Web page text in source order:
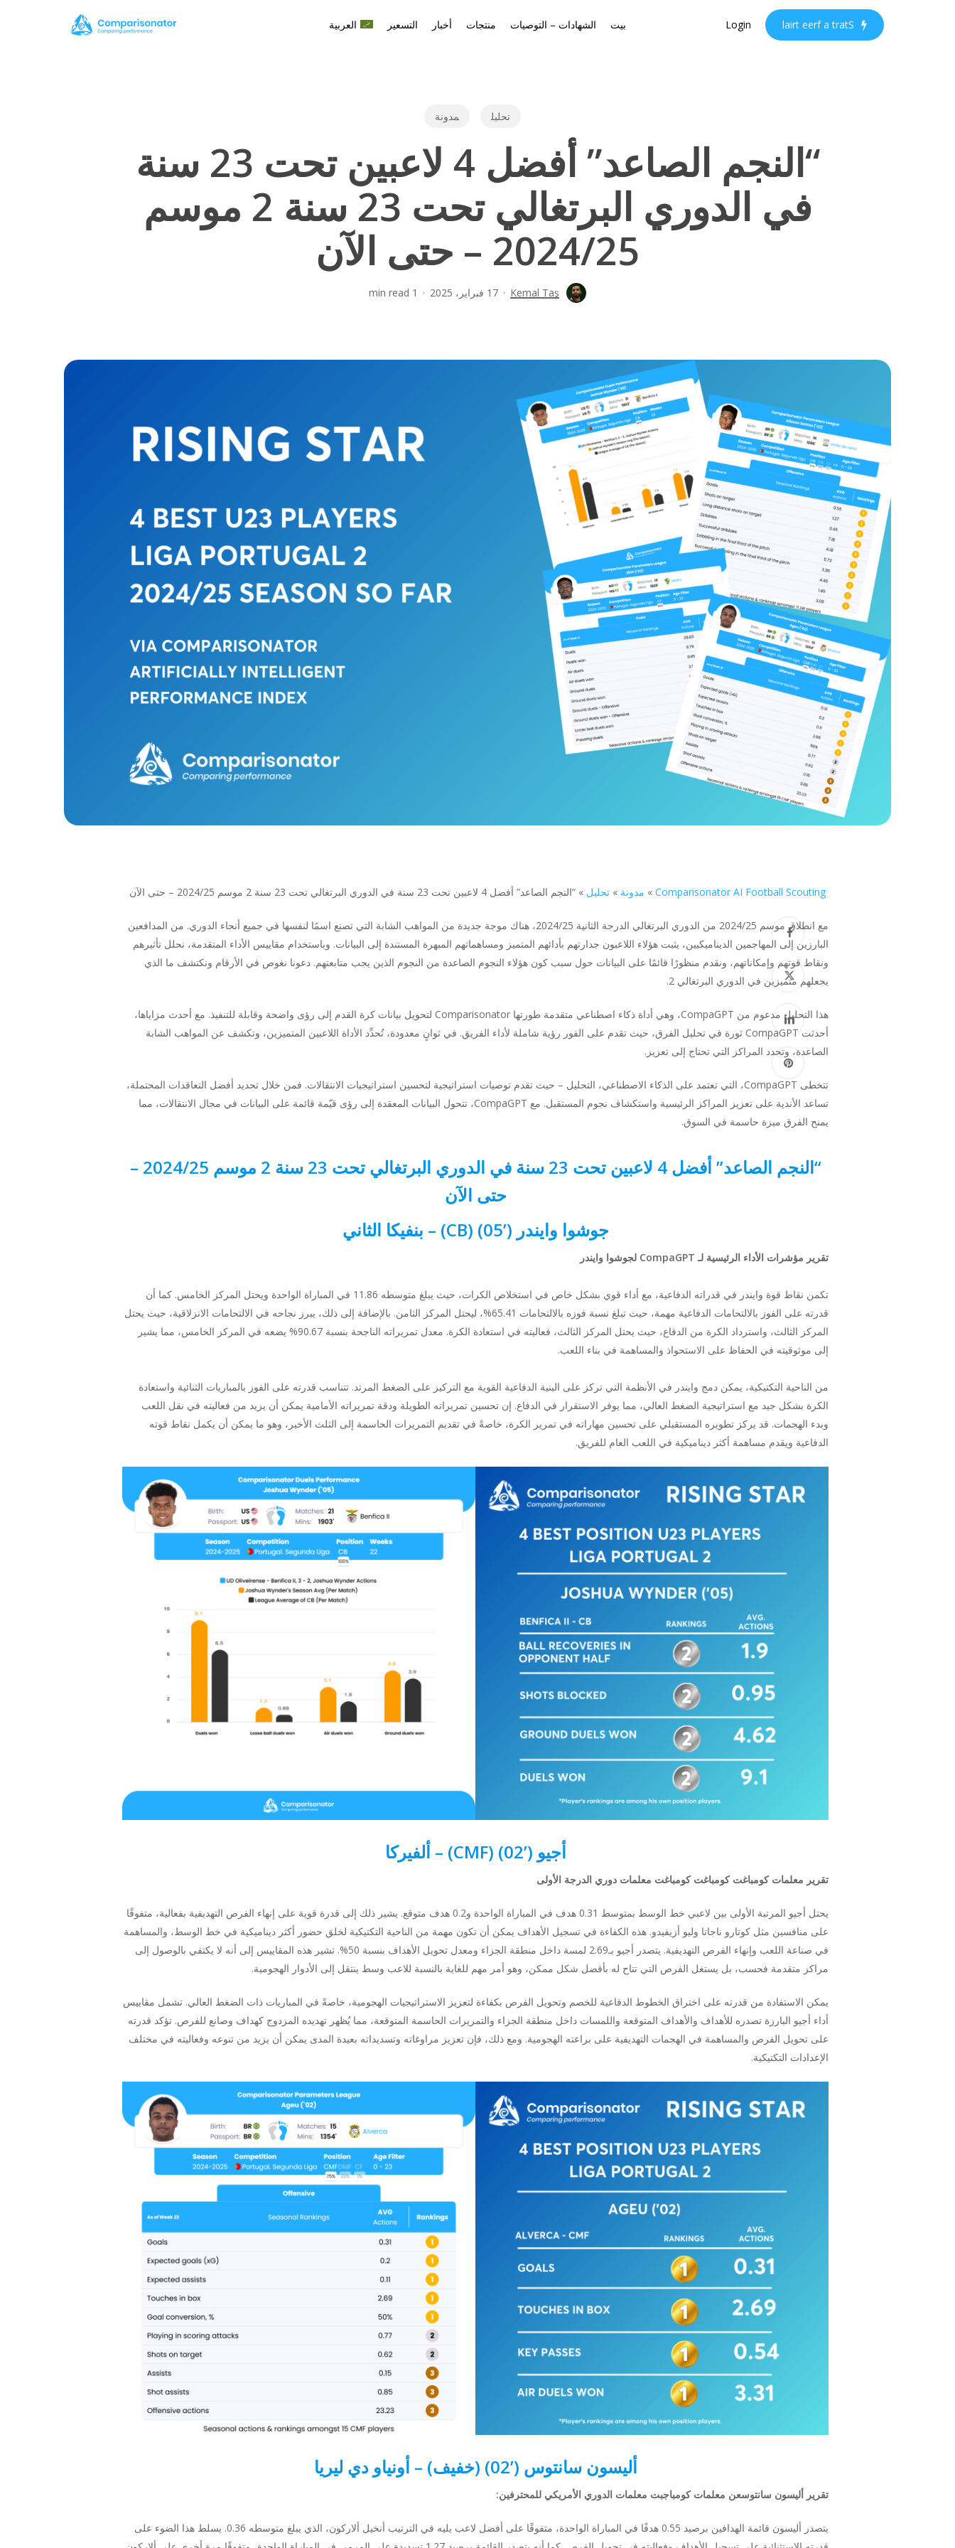
بيت الشهادات – التوصيات منتجات أخبار التسعير العربية Login S
t
a
r
t
a
f
r
e
e
t
r
i
a
l
تحليل مدونة
“النجم الصاعد” أفضل 4 لاعبين تحت 23 سنة
في الدوري البرتغالي تحت 23 سنة 2 موسم
2024/25 – حتى الآن
Kemal Taş 17 فبراير، 2025 1 min read
Comparisonator AI Football Scouting
» مدونة » تحليل » “النجم الصاعد” أفضل 4 لاعبين تحت 23 سنة في الدوري البرتغالي تحت 23 سنة 2 موسم 2024/25 – حتى الآن
مع انطلاق موسم 2024/25 من الدوري البرتغالي الدرجة الثانية 2024/25، هناك موجة جديدة من المواهب الشابة التي تصنع اسمًا لنفسها في جميع أنحاء الدوري. من المدافعين
البارزين إلى المهاجمين الديناميكيين، يثبت هؤلاء اللاعبون جدارتهم بأدائهم المتميز ومساهماتهم المبهرة المستندة إلى البيانات. وباستخدام مقاييس الأداء المتقدمة، نحلل تأثيرهم
ونقاط قوتهم وإمكاناتهم، ونقدم منظورًا قائمًا على البيانات حول سبب كون هؤلاء النجوم الصاعدة من النجوم الذين يجب متابعتهم. دعونا نغوص في الأرقام ونكتشف ما الذي
يجعلهم متميزين في الدوري البرتغالي 2.
هذا التحليل مدعوم من CompaGPT، وهي أداة ذكاء اصطناعي متقدمة طورتها Comparisonator لتحويل بيانات كرة القدم إلى رؤى واضحة وقابلة للتنفيذ. مع أحدث مزاياها،
أحدثت CompaGPT ثورة في تحليل الفرق، حيث تقدم على الفور رؤية شاملة لأداء الفريق. في ثوانٍ معدودة، تُحدِّد الأداة اللاعبين المتميزين، وتكشف عن المواهب الشابة
الصاعدة، وتحدد المراكز التي تحتاج إلى تعزيز.
تتخطى CompaGPT، التي تعتمد على الذكاء الاصطناعي، التحليل – حيث تقدم توصيات استراتيجية لتحسين استراتيجيات الانتقالات. فمن خلال تحديد أفضل التعاقدات المحتملة،
تساعد الأندية على تعزيز المراكز الرئيسية واستكشاف نجوم المستقبل. مع CompaGPT، تتحول البيانات المعقدة إلى رؤى قيّمة قائمة على البيانات في مجال الانتقالات، مما
يمنح الفرق ميزة حاسمة في السوق.
“النجم الصاعد” أفضل 4 لاعبين تحت 23 سنة في الدوري البرتغالي تحت 23 سنة 2 موسم 2024/25 –
حتى الآن
جوشوا وايندر (’05) (CB) – بنفيكا الثاني
تقرير مؤشرات الأداء الرئيسية لـ CompaGPT لجوشوا وايندر
تكمن نقاط قوة وايندر في قدراته الدفاعية، مع أداء قوي بشكل خاص في استخلاص الكرات، حيث يبلغ متوسطه 11.86 في المباراة الواحدة ويحتل المركز الخامس. كما أن
قدرته على الفوز بالالتحامات الدفاعية مهمة، حيث تبلغ نسبة فوزه بالالتحامات 65.41%، ليحتل المركز الثامن. بالإضافة إلى ذلك، يبرز نجاحه في الالتحامات الانزلاقية، حيث يحتل
المركز الثالث، واسترداد الكرة من الدفاع، حيث يحتل المركز الثالث، فعاليته في استعادة الكرة. معدل تمريراته الناجحة بنسبة 90.67% يضعه في المركز الخامس، مما يشير
إلى موثوقيته في الحفاظ على الاستحواذ والمساهمة في بناء اللعب.
من الناحية التكتيكية، يمكن دمج وايندر في الأنظمة التي تركز على البنية الدفاعية القوية مع التركيز على الضغط المرتد. تتناسب قدرته على الفوز بالمباريات الثنائية واستعادة
الكرة بشكل جيد مع استراتيجية الضغط العالي، مما يوفر الاستقرار في الدفاع. إن تحسين تمريراته الطويلة ودقة تمريراته الأمامية يمكن أن يزيد من فعاليته في نقل اللعب
وبدء الهجمات. قد يركز تطويره المستقبلي على تحسين مهاراته في تمرير الكرة، خاصةً في تقديم التمريرات الحاسمة إلى الثلث الأخير، وهو ما يمكن أن يكمل نقاط قوته
الدفاعية ويقدم مساهمة أكثر ديناميكية في اللعب العام للفريق.
أجيو (’02) (CMF) – ألفيركا
تقرير معلمات كومباغت كومباغت كومباغت معلمات دوري الدرجة الأولى
يحتل أجيو المرتبة الأولى بين لاعبي خط الوسط بمتوسط 0.31 هدف في المباراة الواحدة و0.2 هدف متوقع. يشير ذلك إلى قدرة قوية على إنهاء الفرص التهديفية بفعالية، متفوقًا
على منافسين مثل كوتارو ناجاتا وليو أزيفيدو. هذه الكفاءة في تسجيل الأهداف يمكن أن تكون مهمة من الناحية التكتيكية لخلق حضور أكثر ديناميكية في خط الوسط، والمساهمة
في صناعة اللعب وإنهاء الفرص التهديفية. يتصدر أجيو بـ2.69 لمسة داخل منطقة الجزاء ومعدل تحويل الأهداف بنسبة 50%. تشير هذه المقاييس إلى أنه لا يكتفي بالوصول إلى
مراكز متقدمة فحسب، بل يستغل الفرص التي تتاح له بأفضل شكل ممكن، وهو أمر مهم للغاية بالنسبة للاعب وسط ينتقل إلى الأدوار الهجومية.
يمكن الاستفادة من قدرته على اختراق الخطوط الدفاعية للخصم وتحويل الفرص بكفاءة لتعزيز الاستراتيجيات الهجومية، خاصةً في المباريات ذات الضغط العالي. تشمل مقاييس
أداء أجيو البارزة تصدره للأهداف والأهداف المتوقعة واللمسات داخل منطقة الجزاء والتمريرات الحاسمة المتوقعة، مما يُظهر تهديده المزدوج كهداف وصانع للفرص. تؤكد قدرته
على تحويل الفرص والمساهمة في الهجمات التهديفية على براعته الهجومية. ومع ذلك، فإن تعزيز مراوغاته وتسديداته بعيدة المدى يمكن أن يزيد من تنوعه وفعاليته في مختلف
الإعدادات التكتيكية.
أليسون سانتوس (’02) (خفيف) – أونياو دي ليريا
تقرير أليسون سانتوسعن معلمات كومباجبت معلمات الدوري الأمريكي للمحترفين:
يتصدر أليسون قائمة الهدافين برصيد 0.55 هدفًا في المباراة الواحدة، متفوقًا على أفضل لاعب يليه في الترتيب أنخيل ألاركون، الذي يبلغ متوسطه 0.36. يسلط هذا الضوء على